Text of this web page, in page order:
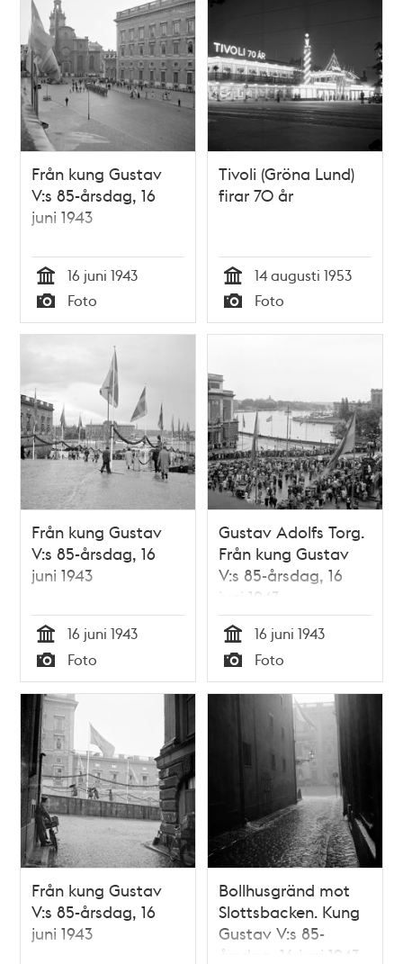
Från kung Gustav
V:s 85-årsdag, 16
juni 1943
Tid
16 juni 1943
Typ
Foto
Tivoli (Gröna Lund)
firar 70 år
Tid
14 augusti 1953
Typ
Foto
Från kung Gustav
V:s 85-årsdag, 16
juni 1943
Tid
16 juni 1943
Typ
Foto
Gustav Adolfs Torg.
Från kung Gustav
V:s 85-årsdag, 16
juni 1943
Tid
16 juni 1943
Typ
Foto
Från kung Gustav
V:s 85-årsdag, 16
juni 1943
Bollhusgränd mot
Slottsbacken. Kung
Gustav V:s 85-
årsdag, 16 juni 1943